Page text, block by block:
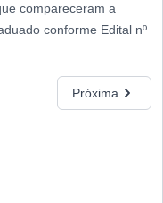
compareceram a
conforme Edital nº
Próxima